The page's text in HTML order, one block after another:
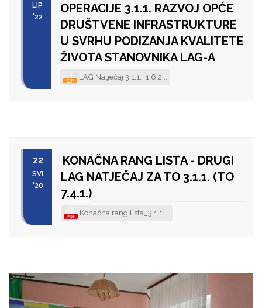
LIP
'22
OPERACIJE 3.1.1. RAZVOJ OPĆE
DRUŠTVENE INFRASTRUKTURE
U SVRHU PODIZANJA KVALITETE
ŽIVOTA STANOVNIKA LAG-A
LAG Natječaj 3.1.1._1.6.2...
22
SVI
'20
KONAČNA RANG LISTA - DRUGI
LAG NATJEČAJ ZA TO 3.1.1. (TO
7.4.1.)
Konačna rang lista_3.1.1....